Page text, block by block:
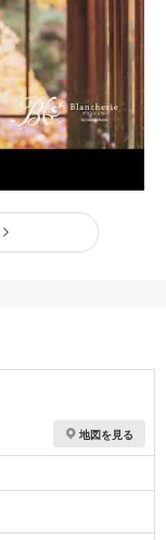
地図を見る